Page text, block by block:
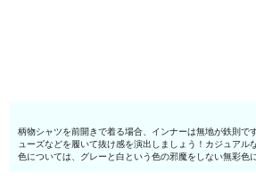
柄物シャツを前開きで着る場合、インナーは無地が鉄則
ューズなどを履いて抜け感を演出しましょう！カジュアル
色については、グレーと白という色の邪魔をしない無彩色